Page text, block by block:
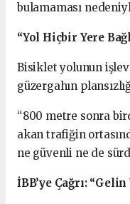
bulamaması
“Yol Hiçbir Yere
Bisiklet yolunun
güzergahın
“800 metre sonra
akan trafiğin
ne güvenli ne de
İBB’ye Çağrı: